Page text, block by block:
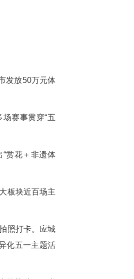
发放50万元体
赛事贯穿“五
赏花＋非遗体
板块近百场主
照打卡。应城
化五一主题活